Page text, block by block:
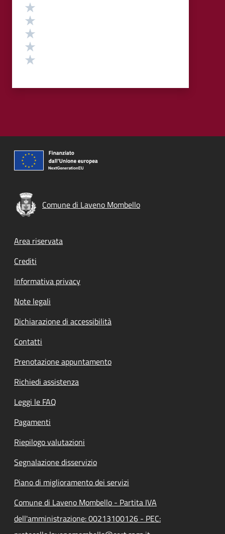
Valutazione
Comune di Laveno Mombello
Footer menu
Area riservata
Crediti
Informativa privacy
Note legali
Dichiarazione di accessibilità
Contatti
Prenotazione appuntamento
Richiedi assistenza
Leggi le FAQ
Pagamenti
Riepilogo valutazioni
Segnalazione disservizio
Piano di miglioramento dei servizi
Comune di Laveno Mombello - Partita IVA
dell'amministrazione: 00213100126 - PEC: